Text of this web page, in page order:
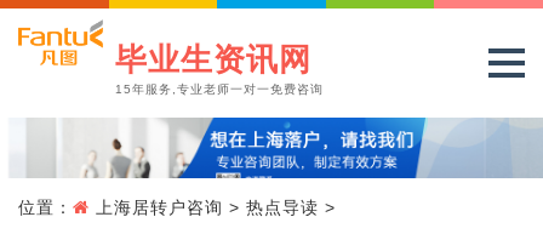
毕业生资讯网
15年服务,专业老师一对一免费咨询
位置： 上海居转户咨询 > 热点导读 >